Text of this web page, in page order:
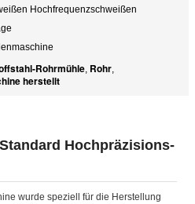
Hochfrequenzschweißen
Rohrmühle, Rohr,
herstellt
Hochpräzisions-
wurde speziell für die Herstellung